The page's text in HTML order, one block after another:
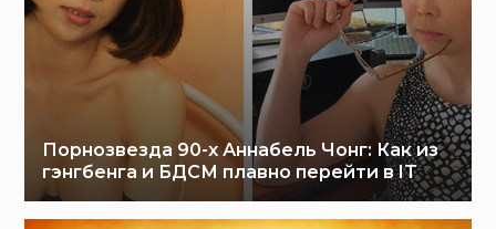
Порнозвезда 90-х Аннабель Чонг: Как из
гэнгбенга и БДСМ плавно перейти в IT